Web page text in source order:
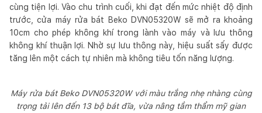
cùng tiện lợi. Vào chu trình cuối, khi đạt đến mức nhiệt độ định
trước, cửa máy rửa bát Beko DVN05320W sẽ mở ra khoảng
10cm cho phép không khí trong lành vào máy và lưu thông
không khí thuận lợi. Nhờ sự lưu thông này, hiệu suất sấy được
tăng lên một cách tự nhiên mà không tiêu tốn năng lượng.
Máy rửa bát Beko DVN05320W với màu trắng nhẹ nhàng cùng
trọng tải lên đến 13 bộ bát đĩa, vừa nâng tầm thẩm mỹ gian